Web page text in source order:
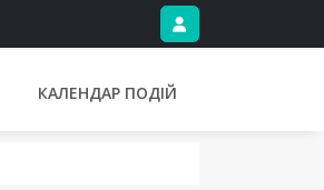
КАЛЕНДАР ПОДІЙ